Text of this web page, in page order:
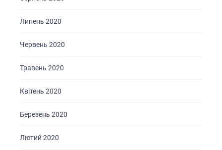
Липень 2020
Червень 2020
Травень 2020
Квітень 2020
Березень 2020
Лютий 2020